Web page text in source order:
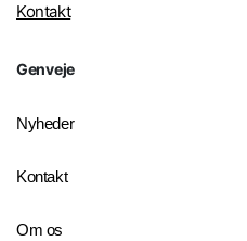
Kontakt
Genveje
Nyheder
Kontakt
Om os